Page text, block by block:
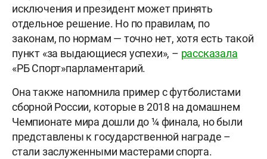
исключения и президент может принять
отдельное решение. Но по правилам, по
законам, по нормам — точно нет, хотя есть такой
пункт «за выдающиеся успехи», – рассказала
«РБ Спорт»парламентарий.
Она также напомнила пример с футболистами
сборной России, которые в 2018 на домашнем
Чемпионате мира дошли до ¼ финала, но были
представлены к государственной награде –
стали заслуженными мастерами спорта.